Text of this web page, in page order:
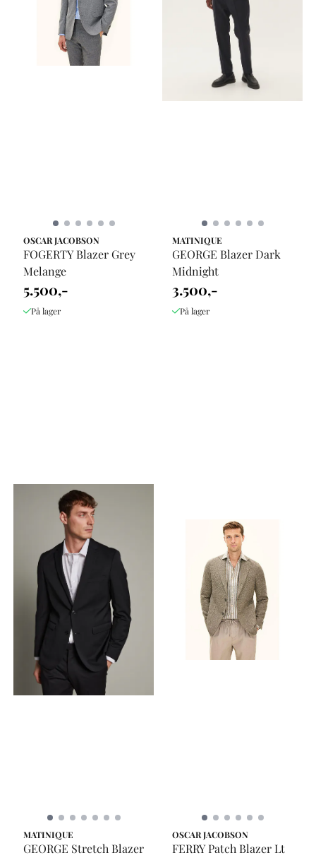
OSCAR JACOBSON
FOGERTY Blazer Grey
Melange
5.500,-
På lager
MATINIQUE
GEORGE Blazer Dark
Midnight
3.500,-
På lager
MATINIQUE
GEORGE Stretch Blazer
OSCAR JACOBSON
FERRY Patch Blazer Lt